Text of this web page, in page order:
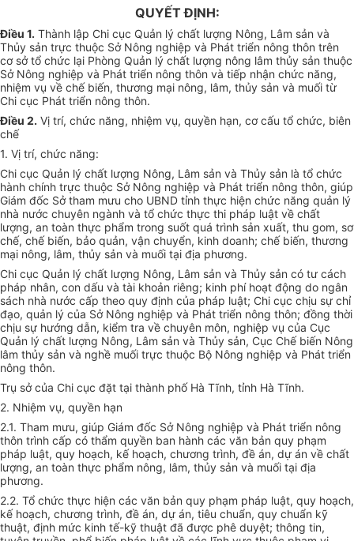
QUYẾT ĐỊNH:
Điều 1. Thành lập Chi cục Quản lý chất lượng Nông, Lâm sản và
Thủy sản trực thuộc Sở Nông nghiệp và Phát triển nông thôn trên
cơ sở tổ chức lại Phòng Quản lý chất lượng nông lâm thủy sản thuộc
Sở Nông nghiệp và Phát triển nông thôn và tiếp nhận chức năng,
nhiệm vụ về chế biến, thương mại nông, lâm, thủy sản và muối từ
Chi cục Phát triển nông thôn.
Điều 2. Vị trí, chức năng, nhiệm vụ, quyền hạn, cơ cấu tổ chức, biên
chế
1. Vị trí, chức năng:
Chi cục Quản lý chất lượng Nông, Lâm sản và Thủy sản là tổ chức
hành chính trực thuộc Sở Nông nghiệp và Phát triển nông thôn, giúp
Giám đốc Sở tham mưu cho UBND tỉnh thực hiện chức năng quản lý
nhà nước chuyên ngành và tổ chức thực thi pháp luật về chất
lượng, an toàn thực phẩm trong suốt quá trình sản xuất, thu gom, sơ
chế, chế biến, bảo quản, vận chuyển, kinh doanh; chế biến, thương
mại nông, lâm, thủy sản và muối tại địa phương.
Chi cục Quản lý chất lượng Nông, Lâm sản và Thủy sản có tư cách
pháp nhân, con dấu và tài khoản riêng; kinh phí hoạt động do ngân
sách nhà nước cấp theo quy định của pháp luật; Chi cục chịu sự chỉ
đạo, quản lý của Sở Nông nghiệp và Phát triển nông thôn; đồng thời
chịu sự hướng dẫn, kiểm tra về chuyên môn, nghiệp vụ của Cục
Quản lý chất lượng Nông, Lâm sản và Thủy sản, Cục Chế biến Nông
lâm thủy sản và nghề muối trực thuộc Bộ Nông nghiệp và Phát triển
nông thôn.
Trụ sở của Chi cục đặt tại thành phố Hà Tĩnh, tỉnh Hà Tĩnh.
2. Nhiệm vụ, quyền hạn
2.1. Tham mưu, giúp Giám đốc Sở Nông nghiệp và Phát triển nông
thôn trình cấp có thẩm quyền ban hành các văn bản quy phạm
pháp luật, quy hoạch, kế hoạch, chương trình, đề án, dự án về chất
lượng, an toàn thực phẩm nông, lâm, thủy sản và muối tại địa
phương.
2.2. Tổ chức thực hiện các văn bản quy phạm pháp luật, quy hoạch,
kế hoạch, chương trình, đề án, dự án, tiêu chuẩn, quy chuẩn kỹ
thuật, định mức kinh tế-kỹ thuật đã được phê duyệt; thông tin,